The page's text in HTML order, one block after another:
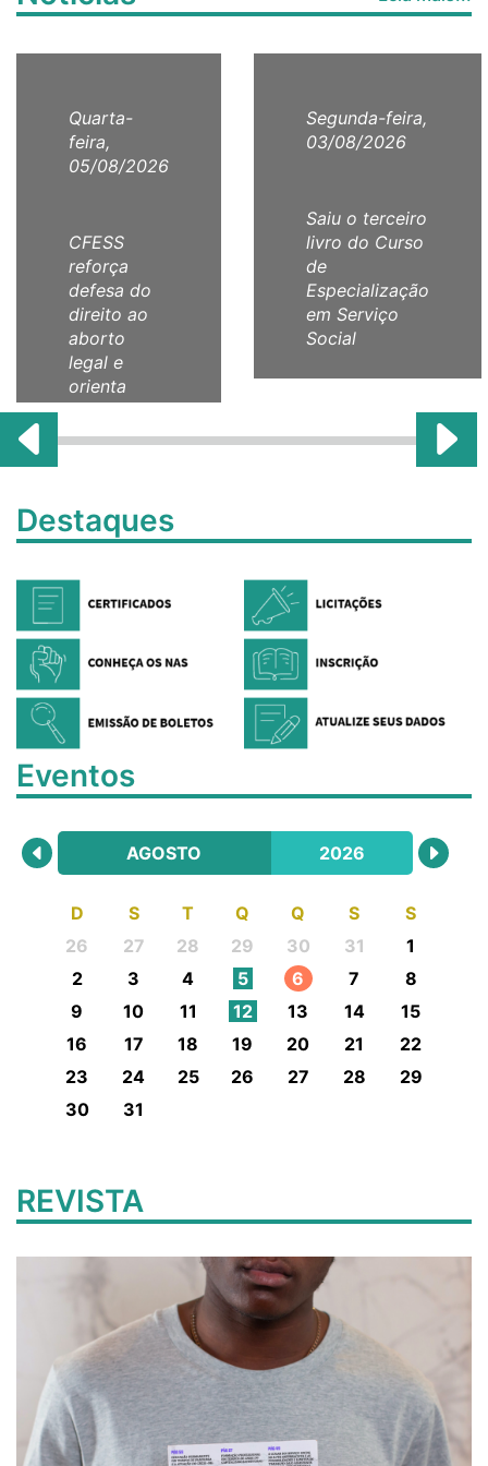
Quarta-
feira,
05/08/2026
CFESS
reforça
defesa do
direito ao
aborto
legal e
orienta
com Nota
Segunda-feira,
03/08/2026
Saiu o terceiro
livro do Curso
de
Especialização
em Serviço
Social
Destaques
Eventos
AGOSTO 2026
D S T Q Q S
S
26
27 28 29 30 31
1
2
3 4 5 6 7
8
9
10 11 12 13 14
15
16
17 18 19 20 21
22
23
24 25 26 27 28
29
30
31
REVISTA